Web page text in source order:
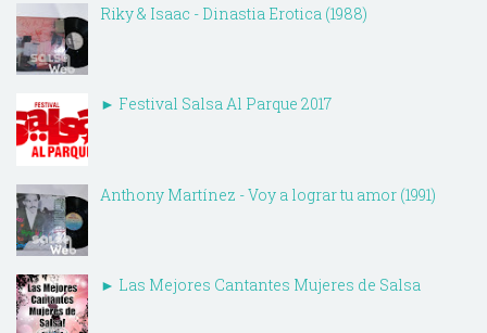
Riky & Isaac - Dinastia Erotica (1988)
► Festival Salsa Al Parque 2017
Anthony Martínez - Voy a lograr tu amor (1991)
► Las Mejores Cantantes Mujeres de Salsa